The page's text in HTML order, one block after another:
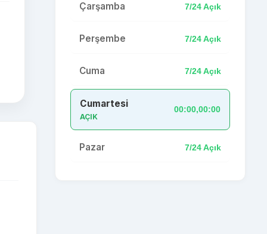
Çarşamba 7/24 Açık
Perşembe 7/24 Açık
Cuma 7/24 Açık
Cumartesi
AÇIK
00:00,00:00
Pazar 7/24 Açık